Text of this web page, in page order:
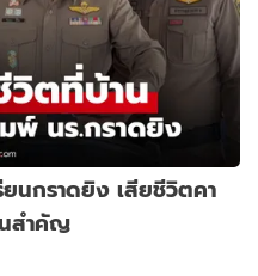
นกราดยิง เสียชีวิตคา
สำคัญ